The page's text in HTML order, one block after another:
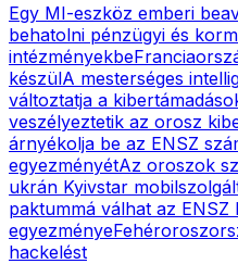
Egy MI-eszköz emberi
behatolni pénzügyi és
intézményekbe
készülA mesterséges
változtatja a
veszélyeztetik az orosz
árnyékolja be az ENSZ
egyezményétAz oroszok
ukrán Kyivstar
paktummá válhat az ENSZ
egyezménye
hackelést